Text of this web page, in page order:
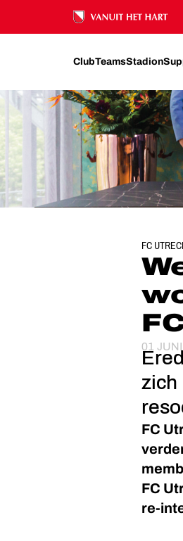
Ons nalatenschap
ClubTeamsStadion
FC
01
zich
FC
FC
re-